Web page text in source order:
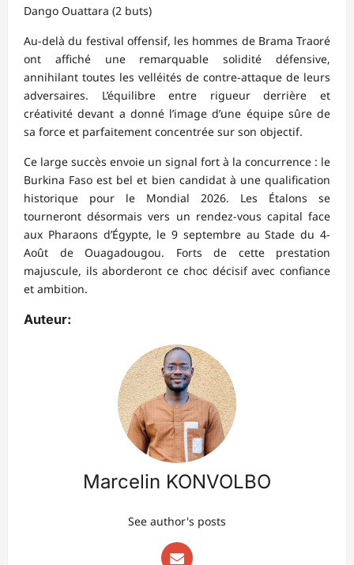
Dango Ouattara (2 buts)
Au-delà du festival offensif, les hommes de Brama Traoré
ont affiché une remarquable solidité défensive,
annihilant toutes les velléités de contre-attaque de leurs
adversaires. L’équilibre entre rigueur derrière et
créativité devant a donné l’image d’une équipe sûre de
sa force et parfaitement concentrée sur son objectif.
Ce large succès envoie un signal fort à la concurrence : le
Burkina Faso est bel et bien candidat à une qualification
historique pour le Mondial 2026. Les Étalons se
tourneront désormais vers un rendez-vous capital face
aux Pharaons d’Égypte, le 9 septembre au Stade du 4-
Août de Ouagadougou. Forts de cette prestation
majuscule, ils aborderont ce choc décisif avec confiance
et ambition.
Auteur:
Marcelin KONVOLBO
See author's posts